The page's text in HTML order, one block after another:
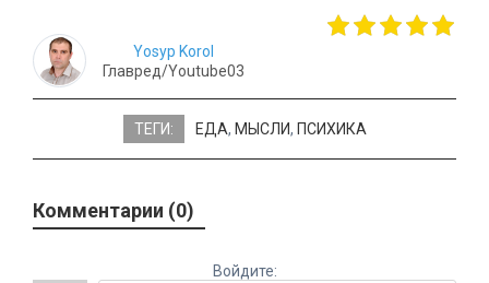
Yosyp Korol
Главред/Youtube03
ТЕГИ: ЕДА, МЫСЛИ, ПСИХИКА
Комментарии (0)
Войдите: